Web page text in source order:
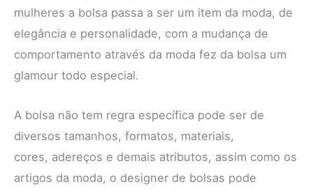
mulheres a bolsa passa a ser um item da moda, de
elegância e personalidade, com a mudança de
comportamento através da moda fez da bolsa um
glamour todo especial.
A bolsa não tem regra específica pode ser de
diversos tamanhos, formatos, materiais,
cores, adereços e demais atributos, assim como os
artigos da moda, o designer de bolsas pode